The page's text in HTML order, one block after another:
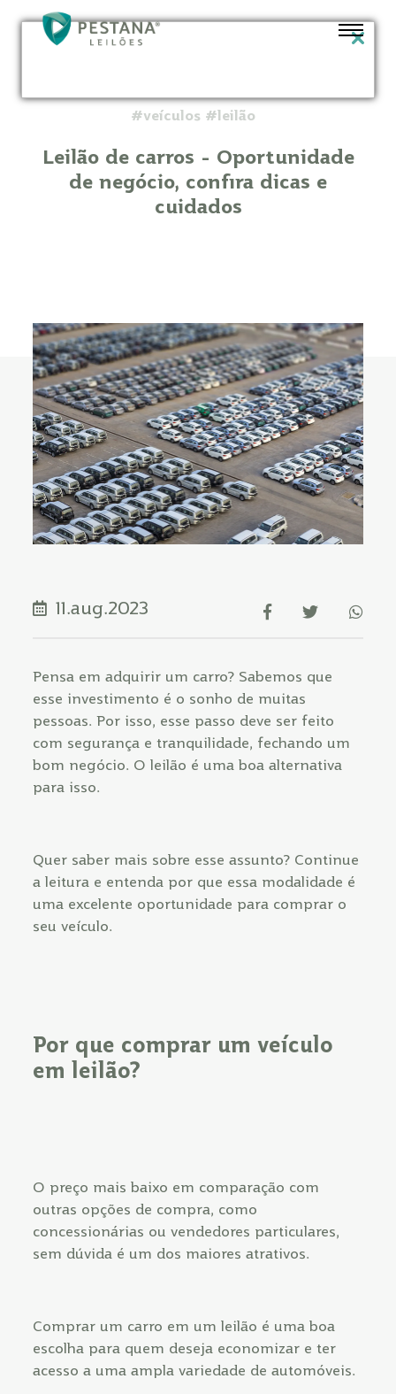
#veículos #leilão
Leilão de carros - Oportunidade
de negócio, confira dicas e
cuidados
11.aug.2023
Pensa em adquirir um carro? Sabemos que
esse investimento é o sonho de muitas
pessoas. Por isso, esse passo deve ser feito
com segurança e tranquilidade, fechando um
bom negócio. O leilão é uma boa alternativa
para isso.
Quer saber mais sobre esse assunto? Continue
a leitura e entenda por que essa modalidade é
uma excelente oportunidade para comprar o
seu veículo.
Por que comprar um veículo
em leilão?
O preço mais baixo em comparação com
outras opções de compra, como
concessionárias ou vendedores particulares,
sem dúvida é um dos maiores atrativos.
Comprar um carro em um leilão é uma boa
escolha para quem deseja economizar e ter
acesso a uma ampla variedade de automóveis.